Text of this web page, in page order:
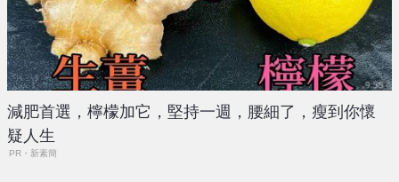
減肥首選，檸檬加它，堅持一週，腰細了，瘦到你懷
疑人生
PR・新素簡